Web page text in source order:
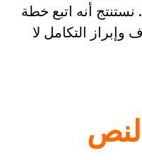
أنه اتبع خطة
وإبراز التكامل لا